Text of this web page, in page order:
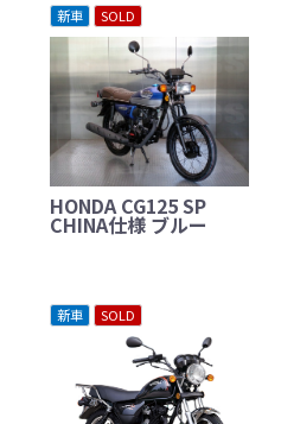
新車 SOLD
HONDA CG125 SP
CHINA仕様 ブルー
新車 SOLD